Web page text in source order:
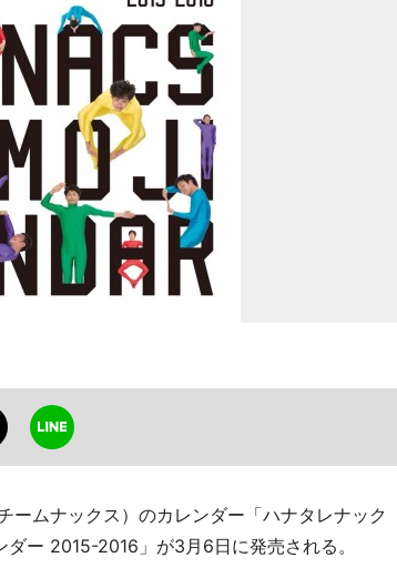
ムナックス）のカレンダー「ハナタレナック
ー 2015-2016」が3月6日に発売される。